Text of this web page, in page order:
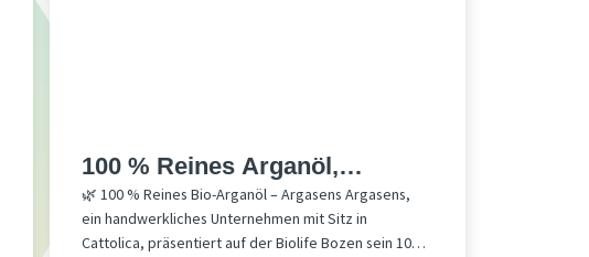
100 % Reines Arganöl,
Ecocert-zertifiziert – Argasens
🌿 100 % Reines Bio-Arganöl – Argasens Argasens,
ein handwerkliches Unternehmen mit Sitz in
Cattolica, präsentiert auf der Biolife Bozen sein 100